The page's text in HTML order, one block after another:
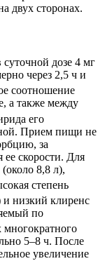
двух сторонах.
дозе 4 мг
через 2,5 ч и
соотношение
а также между
его
Прием пищи не
за
ее скорости. Для
(около 8,8 л),
степень
и низкий клиренс
по
5–8 ч. После
увеличение